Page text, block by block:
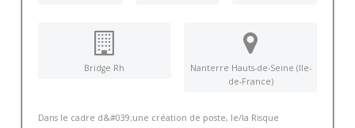
Bridge Rh
Nanterre Hauts-de-Seine (Ile-
de-France)
Dans le cadre d&#039;une création de poste, le/la Risque